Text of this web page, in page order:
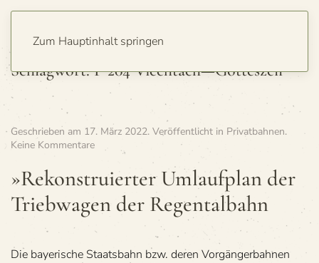
Zum Hauptinhalt springen
Schlagwort:P 204 Viechtach—Gotteszell
Geschrieben am 17. März 2022. Veröffentlicht in Privatbahnen.
Keine Kommentarezu
»Rekon­
stru­
ier­
Umlauf­
Trieb­
»Rekon­stru­ier­ter Umlauf­plan der
Trieb­wa­gen der Regentalbahn
Die bayerische Staatsbahn bzw. deren Vorgängerbahnen